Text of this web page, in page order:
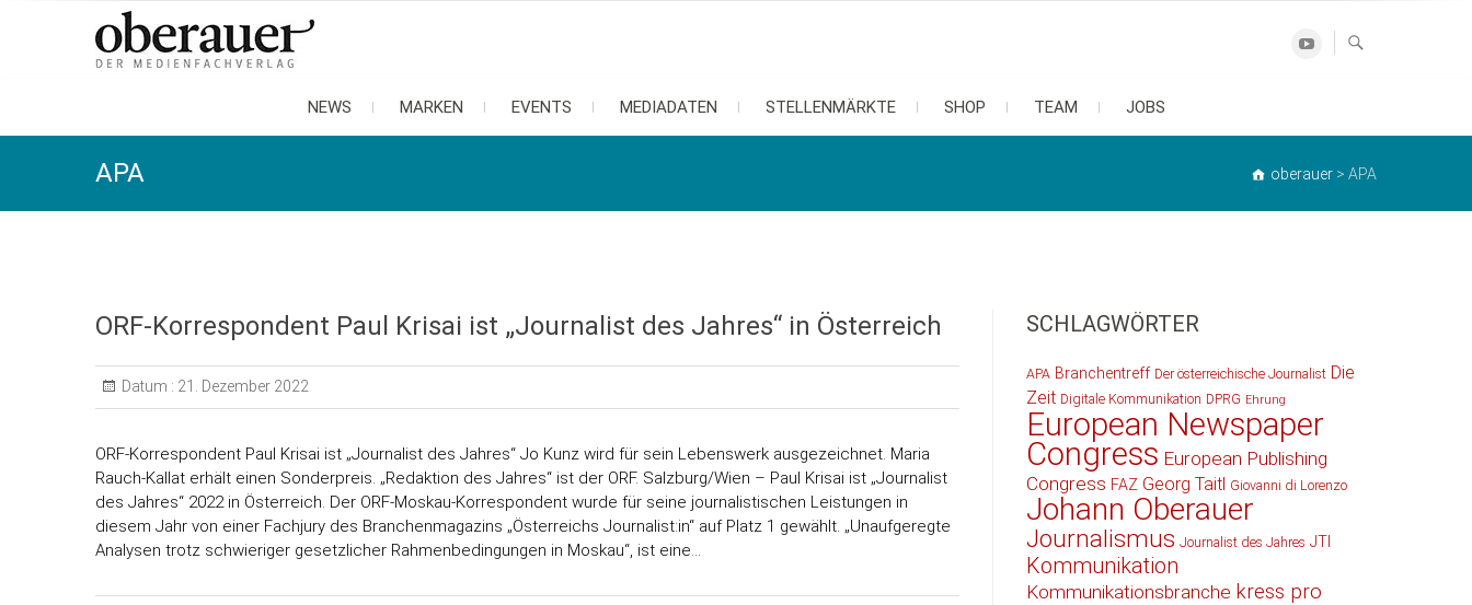
oberauer
der medienfachverlag Youtube
NEWS MARKEN EVENTS MEDIADATEN STELLENMÄRKTE SHOP TEAM JOBS
APA oberauer > APA
ORF-Korrespondent Paul Krisai ist „Journalist des Jahres“ in Österreich
Datum : 21. Dezember 2022
ORF-Korrespondent Paul Krisai ist „Journalist des Jahres“ Jo Kunz wird für sein Lebenswerk ausgezeichnet. Maria
Rauch-Kallat erhält einen Sonderpreis. „Redaktion des Jahres“ ist der ORF. Salzburg/Wien – Paul Krisai ist „Journalist
des Jahres“ 2022 in Österreich. Der ORF-Moskau-Korrespondent wurde für seine journalistischen Leistungen in
diesem Jahr von einer Fachjury des Branchenmagazins „Österreichs Journalist:in“ auf Platz 1 gewählt. „Unaufgeregte
Analysen trotz schwieriger gesetzlicher Rahmenbedingungen in Moskau“, ist eine…
SCHLAGWÖRTER
APA Branchentreff Der österreichische Journalist Die
Zeit Digitale Kommunikation DPRG Ehrung
European Newspaper
Congress European Publishing
Congress FAZ Georg Taitl Giovanni di Lorenzo
Johann Oberauer
Journalismus Journalist des Jahres JTI
Kommunikation
Kommunikationsbranche kress pro